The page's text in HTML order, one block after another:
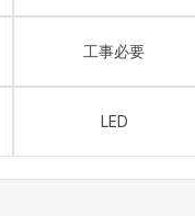
工事必要
LED